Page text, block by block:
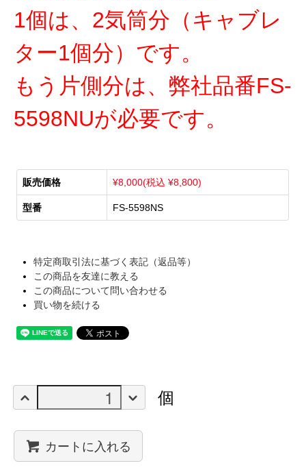
1個は、2気筒分（キャブレ
ター1個分）です。
もう片側分は、弊社品番FS-
5598NUが必要です。
販売価格 ¥8,000(税込 ¥8,800)
型番 FS-5598NS
特定商取引法に基づく表記（返品等）
この商品を友達に教える
この商品について問い合わせる
買い物を続ける
個
カートに入れる